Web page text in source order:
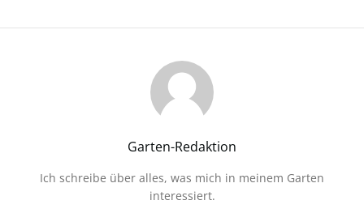
Garten-Redaktion
Ich schreibe über alles, was mich in meinem Garten
interessiert.